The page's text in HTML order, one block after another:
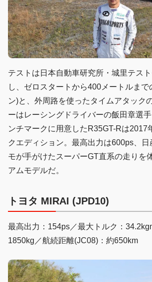
テストは日本自動車研究所・城里テス
し、ゼロスタートから400メートルまで
ン)と、外周路を使ったタイムアタック
ーはレーシングドライバーの飯田章選
ンチマークに用意したR35GT-Rは2017
クエディション。最高出力は600ps、日
モが手がけたスーパーGT直系の走りを
アムモデルだ。
トヨタ MIRAI (JPD10)
最高出力：154ps／最大トルク：
1850kg／航続距離(JC08)：約650km